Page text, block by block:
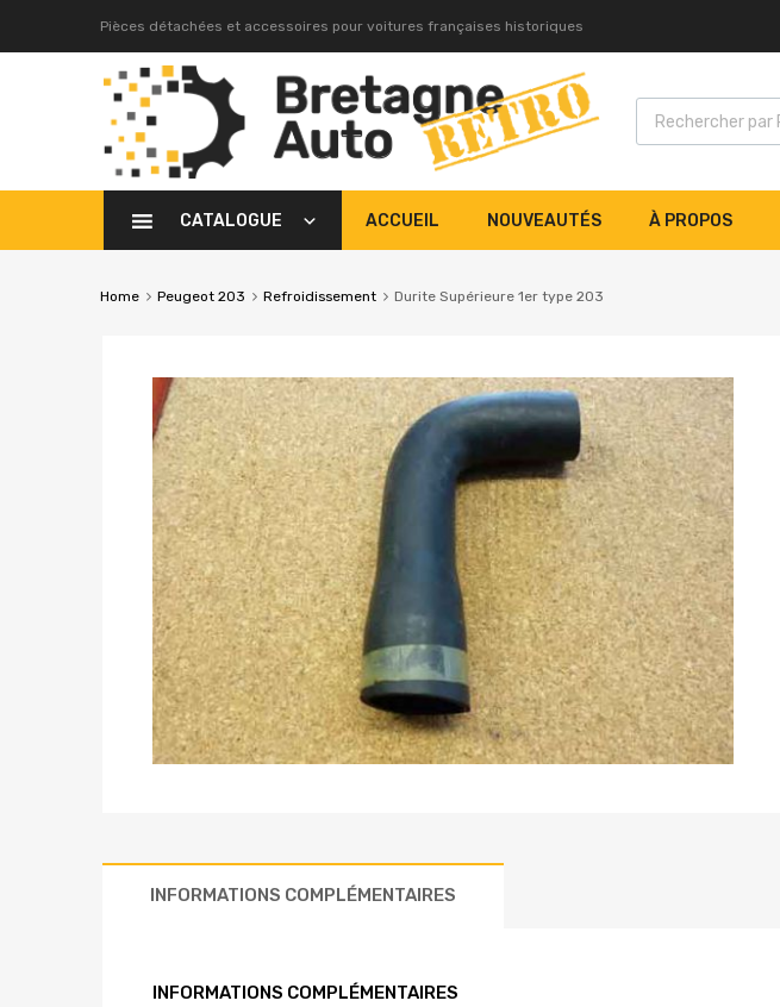
Pièces détachées et accessoires pour voitures françaises historiques
CATALOGUE ACCUEIL NOUVEAUTÉS À PROPOS
Home Peugeot 203 Refroidissement Durite Supérieure 1er type 203
INFORMATIONS COMPLÉMENTAIRES
INFORMATIONS COMPLÉMENTAIRES